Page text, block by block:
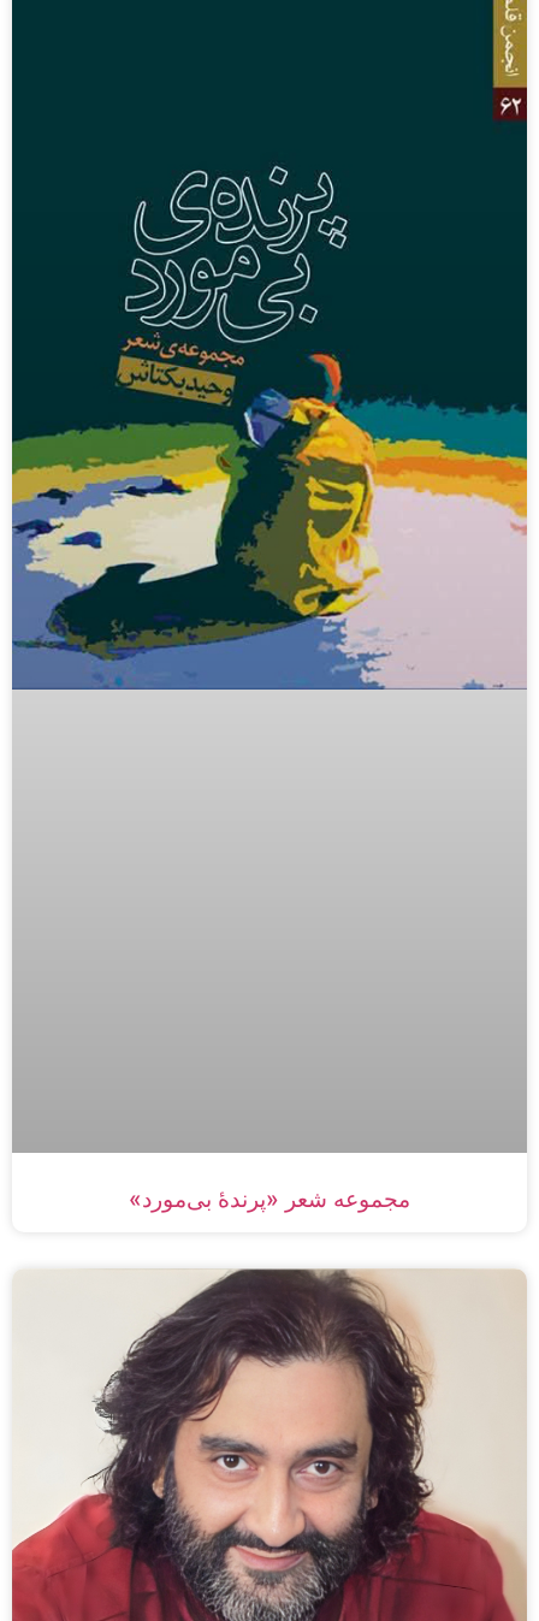
مجموعه شعر «پرندۀ بی‌مورد»